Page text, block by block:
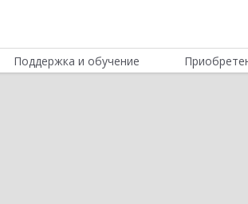
Поддержка и обучение